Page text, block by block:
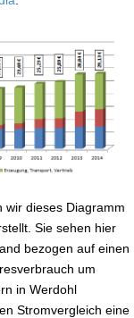
wir dieses Diagramm
Sie sehen hier
bezogen auf einen
um
in Werdohl
Stromvergleich eine